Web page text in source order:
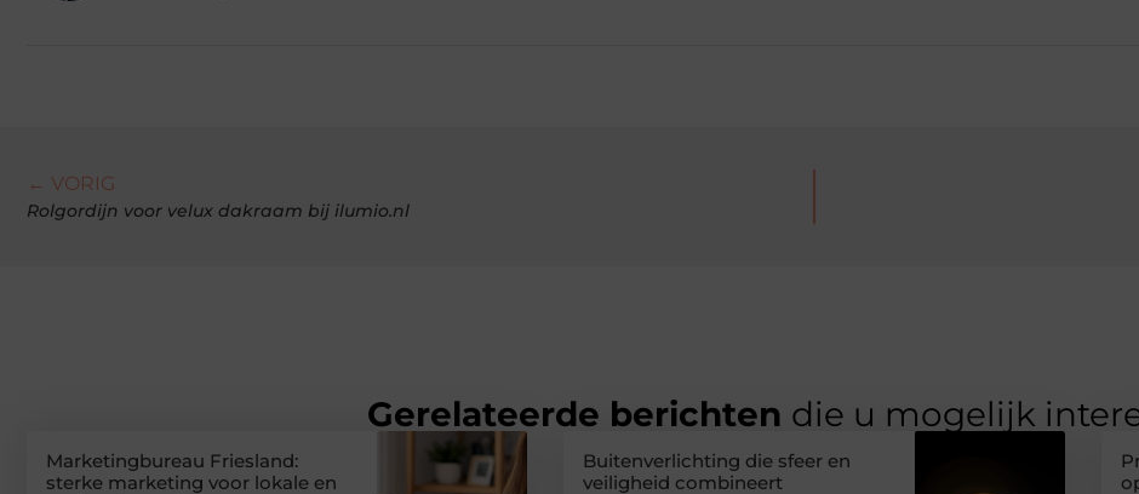
← VORIG
Rolgordijn voor velux dakraam bij ilumio.nl
Gerelateerde berichten die u mogelijk
Marketingbureau Friesland:
sterke marketing voor lokale en
Buitenverlichting die sfeer en
veiligheid combineert